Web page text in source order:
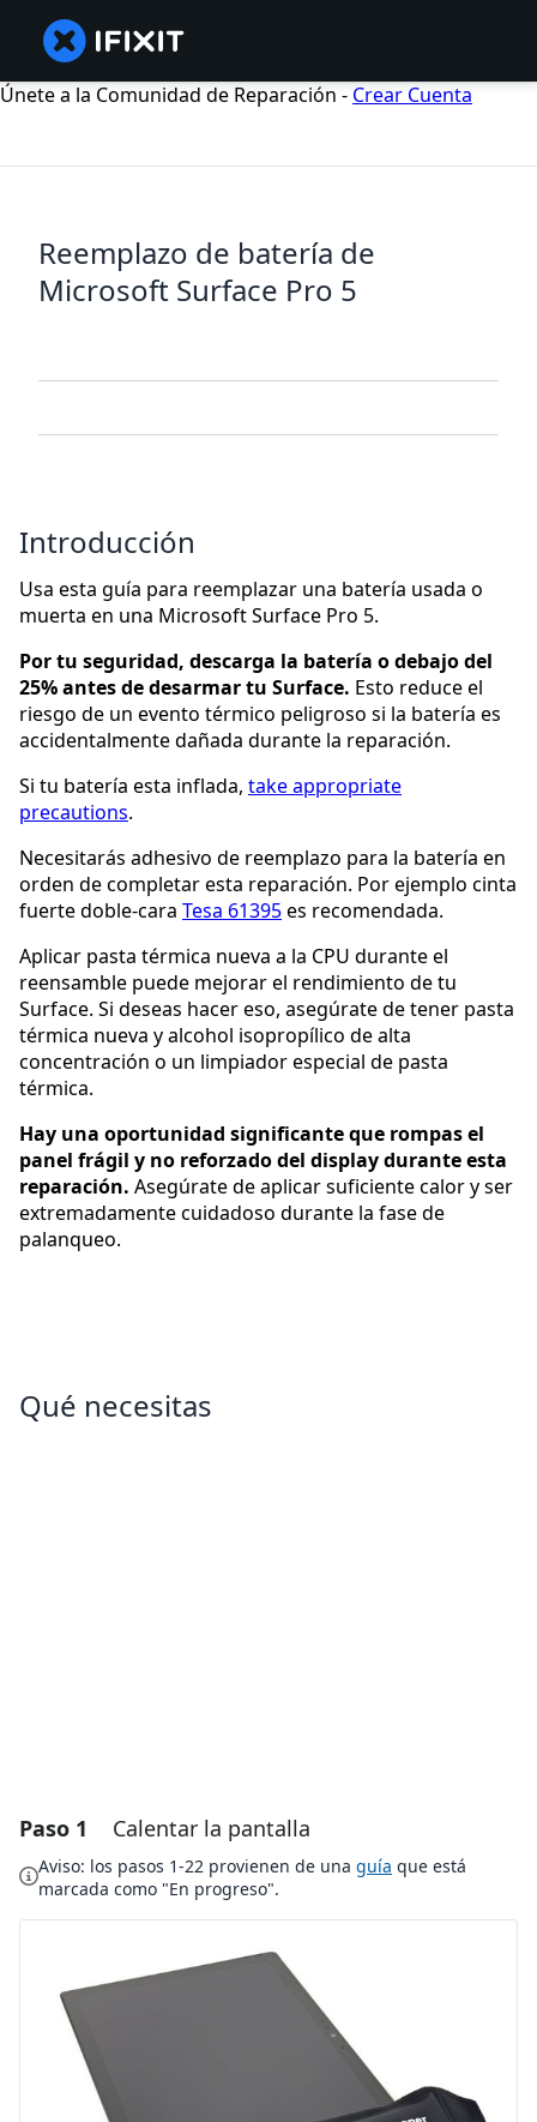
Únete a la Comunidad de Reparación - Crear Cuenta
Reemplazo de batería de
Microsoft Surface Pro 5
Introducción
Usa esta guía para reemplazar una batería usada o
muerta en una Microsoft Surface Pro 5.
Por tu seguridad, descarga la batería o debajo del
25% antes de desarmar tu Surface. Esto reduce el
riesgo de un evento térmico peligroso si la batería es
accidentalmente dañada durante la reparación.
Si tu batería esta inflada, take appropriate
precautions.
Necesitarás adhesivo de reemplazo para la batería en
orden de completar esta reparación. Por ejemplo cinta
fuerte doble-cara Tesa 61395es recomendada.
Aplicar pasta térmica nueva a la CPU durante el
reensamble puede mejorar el rendimiento de tu
Surface. Si deseas hacer eso, asegúrate de tener pasta
térmica nueva y alcohol isopropílico de alta
concentración o un limpiador especial de pasta
térmica.
Hay una oportunidad significante que rompas el
panel frágil y no reforzado del display durante esta
reparación. Asegúrate de aplicar suficiente calor y ser
extremadamente cuidadoso durante la fase de
palanqueo.
Qué necesitas
Paso 1 Calentar la pantalla
Aviso: los pasos 1-22 provienen de una guía que está
marcada como "En progreso".